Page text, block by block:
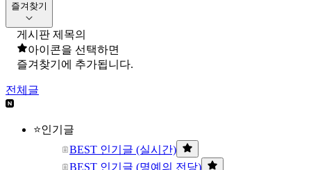
즐겨찾기
게시판 제목의
아이콘을 선택하면
즐겨찾기에 추가됩니다.
전체글
⭐인기글
BEST 인기글 (실시간)
BEST 인기글 (명예의 전당)